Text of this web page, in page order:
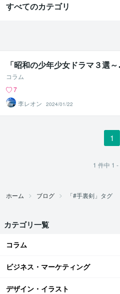
すべてのカテゴリ
「昭和の少年少女ドラマ３選～
コラム
7
李レオン
2024/01/22
1
1 件中 1 -
ホーム ブログ 「#手裏剣」タグ
カテゴリ一覧
コラム
ビジネス・マーケティング
デザイン・イラスト